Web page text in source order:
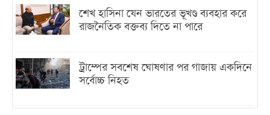
শেখ হাসিনা যেন ভারতের ভূখণ্ড ব্যবহার করে
রাজনৈতিক বক্তব্য দিতে না পারে
ট্রাম্পের সবশেষ ঘোষণার পর গাজায় একদিনে
সর্বোচ্চ নিহত